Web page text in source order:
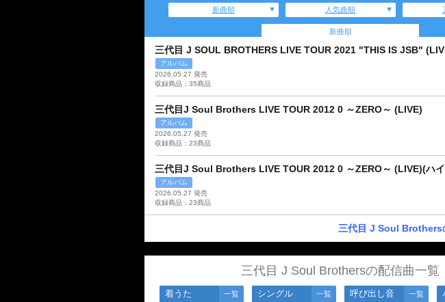
新曲順 人気曲順
新曲順
三代目 J SOUL BROTHERS LIVE TOUR 2021 "THIS IS JSB"
アルバム
2026.05.27 発売
収録商品：35商品
三代目J Soul Brothers LIVE TOUR 2012 0 ～ZERO～ (LIVE)
アルバム
2026.05.27 発売
収録商品：23商品
三代目J Soul Brothers LIVE TOUR 2012 0 ～ZERO～ (LIVE)(ハ
アルバム
2026.05.27 発売
収録商品：23商品
三代目 J Soul Brothers
三代目 J Soul Brothersの配信曲一覧
着うた 一覧 シングル 一覧 呼び出し音 一覧